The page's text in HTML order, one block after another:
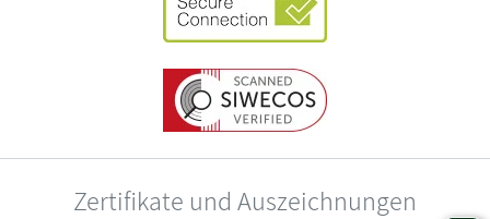
Zertifikate und Auszeichnungen